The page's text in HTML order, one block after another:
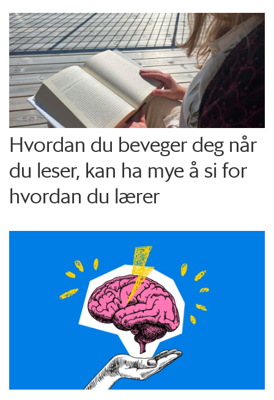
Hvordan du beveger deg når
du leser, kan ha mye å si for
hvordan du lærer